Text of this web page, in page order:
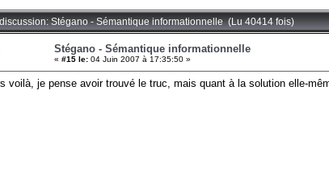
Programmation
Stéganographie
Wargame
Stégano - Sémantique informationnelle (Lu 40414 fois)
Stégano - Sémantique informationnelle
« #15 le: 04 Juin 2007 à 17:35:50 »
voilà, je pense avoir trouvé le truc, mais quant à la solution elle-